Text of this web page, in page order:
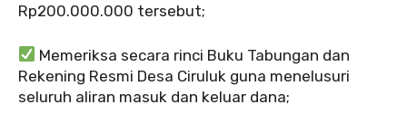
Rp200.000.000 tersebut;
Memeriksa secara rinci Buku Tabungan dan
Rekening Resmi Desa Ciruluk guna menelusuri
seluruh aliran masuk dan keluar dana;